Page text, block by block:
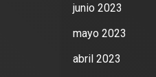
junio 2023
mayo 2023
abril 2023